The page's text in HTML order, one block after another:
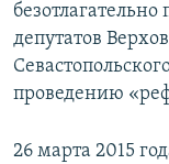
безотлагательно
депутатов
проведению
26 марта 2015